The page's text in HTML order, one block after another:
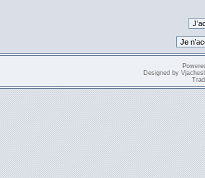
Designed by